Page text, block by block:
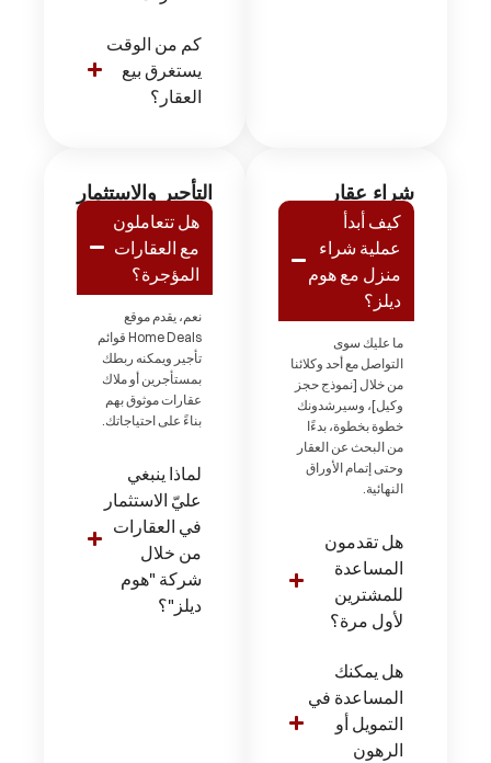
كم من الوقت
يستغرق بيع
العقار؟
شراء عقار
كيف أبدأ
عملية شراء
منزل مع هوم
ديلز؟
ما عليك سوى
التواصل مع أحد وكلائنا
من خلال [نموذج حجز
وكيل]، وسيرشدونك
خطوة بخطوة، بدءًا
من البحث عن العقار
وحتى إتمام الأوراق
النهائية.
هل تقدمون
المساعدة
للمشترين
لأول مرة؟
هل يمكنك
المساعدة في
التمويل أو
الرهون
التأجير والاستثمار
هل تتعاملون
مع العقارات
المؤجرة؟
نعم، يقدم موقع
Home Deals قوائم
تأجير ويمكنه ربطك
بمستأجرين أو ملاك
عقارات موثوق بهم
بناءً على احتياجاتك.
لماذا ينبغي
عليّ الاستثمار
في العقارات
من خلال
شركة "هوم
ديلز"؟